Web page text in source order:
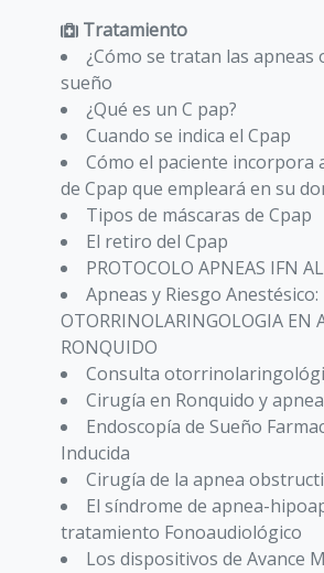
Tratamiento
¿Cómo se tratan las apneas
sueño
¿Qué es un C pap?
Cuando se indica el Cpap
Cómo el paciente incorpora
de Cpap que empleará en su
Tipos de máscaras de Cpap
El retiro del Cpap
PROTOCOLO APNEAS IFN
Apneas y Riesgo Anestésico:
OTORRINOLARINGOLOGIA EN
RONQUIDO
Consulta
Cirugía en Ronquido y apnea
Endoscopía de Sueño
Inducida
Cirugía de la apnea
El síndrome de apnea-
tratamiento Fonoaudiológico
Los dispositivos de Avance